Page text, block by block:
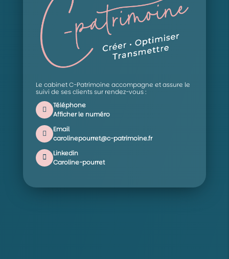
Le cabinet C-Patrimoine accompagne et assure le
suivi de ses clients sur rendez-vous :
Téléphone
Afficher le numéro
Email
carolinepourret@c-patrimoine.fr
Linkedin
Caroline-pourret